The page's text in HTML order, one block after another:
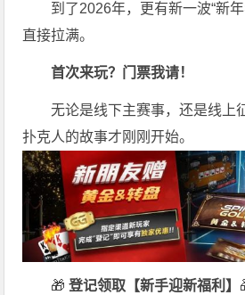
到了2026年，更有新一波“新
直接拉满。
首次来玩？门票我请！
无论是线下主赛事，还是线上
扑克人的故事才刚刚开始。
🎁 登记领取【新手迎新福利】